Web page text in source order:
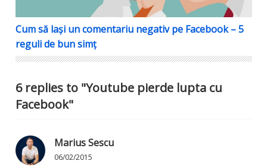
Cum să lași un comentariu negativ pe Facebook – 5
reguli de bun simț
6 replies to "Youtube pierde lupta cu
Facebook"
Marius Sescu
06/02/2015